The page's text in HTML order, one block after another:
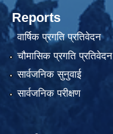
Reports
वार्षिक प्रगति प्रतिवेदन
चौमासिक प्रगति प्रतिवेदन
सार्वजनिक सुनुवाई
सार्वजनिक परीक्षण